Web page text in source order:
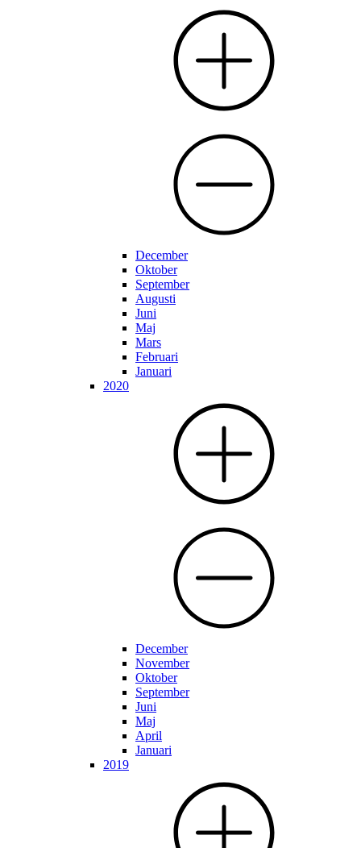
December
Oktober
September
Augusti
Juni
Maj
Mars
Februari
Januari
2020
December
November
Oktober
September
Juni
Maj
April
Januari
2019